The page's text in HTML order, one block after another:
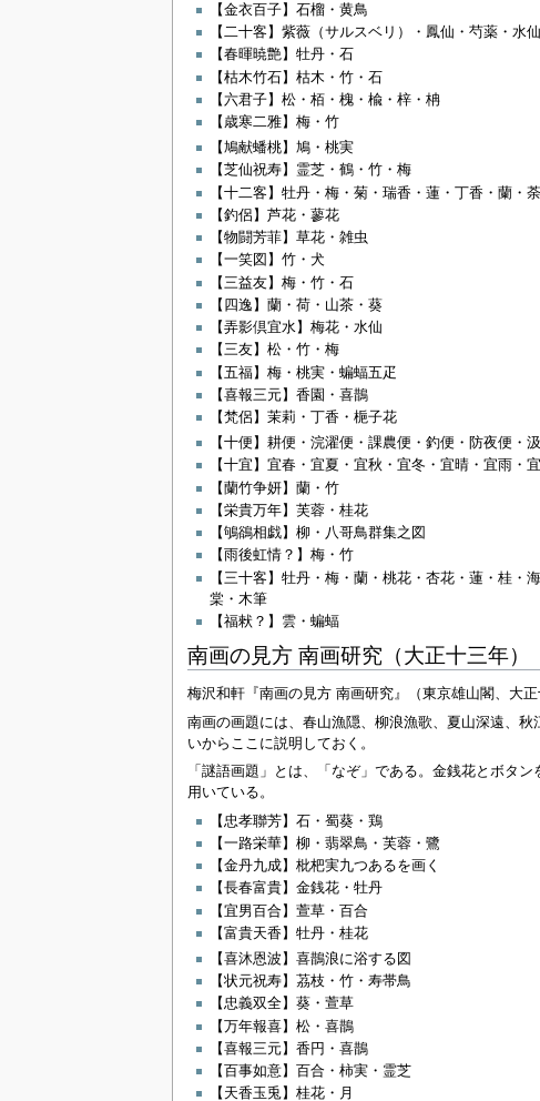
【金衣百子】石榴・黄鳥
【二十客】紫薇（サルスベリ）・鳳仙・芍薬・
【春暉暁艶】牡丹・石
【枯木竹石】枯木・竹・石
【六君子】松・栢・槐・楡・梓・柟
【歳寒二雅】梅・竹
【鳩献蟠桃】鳩・桃実
【芝仙祝寿】霊芝・鶴・竹・梅
【十二客】牡丹・梅・菊・瑞香・蓮・丁香・蘭・
【釣侶】芦花・蓼花
【物闘芳菲】草花・雑虫
【一笑図】竹・犬
【三益友】梅・竹・石
【四逸】蘭・荷・山茶・葵
【弄影倶宜水】梅花・水仙
【三友】松・竹・梅
【五福】梅・桃実・蝙蝠五疋
【喜報三元】香園・喜鵲
【梵侶】茉莉・丁香・梔子花
【十便】耕便・浣濯便・課農便・釣便・防夜便・
【十宜】宜春・宜夏・宜秋・宜冬・宜晴・宜雨・
【蘭竹争妍】蘭・竹
【栄貴万年】芙蓉・桂花
【鴝鵒相戯】柳・八哥鳥群集之図
【雨後虹情？】梅・竹
【三十客】牡丹・梅・蘭・桃花・杏花・蓮・桂
棠・木筆
【福猌？】雲・蝙蝠
南画の見方 南画研究（大正十三年）
梅沢和軒『南画の見方 南画研究』（東京雄山閣、大正
南画の画題には、春山漁隠、柳浪漁歌、夏山深遠、
いからここに説明しておく。
「謎語画題」とは、「なぞ」である。金銭花とボタ
用いている。
【忠孝聯芳】石・蜀葵・鶏
【一路栄華】柳・翡翠鳥・芙蓉・鷺
【金丹九成】枇杷実九つあるを画く
【長春富貴】金銭花・牡丹
【宜男百合】萱草・百合
【富貴天香】牡丹・桂花
【喜沐恩波】喜鵲浪に浴する図
【状元祝寿】茘枝・竹・寿帯鳥
【忠義双全】葵・萱草
【万年報喜】松・喜鵲
【喜報三元】香円・喜鵲
【百事如意】百合・柿実・霊芝
【天香玉兎】桂花・月